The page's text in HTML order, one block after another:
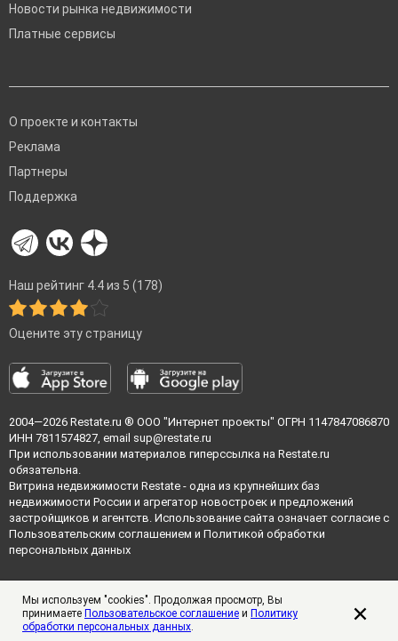
Новости рынка недвижимости
Платные сервисы
О проекте и контакты
Реклама
Партнеры
Поддержка
Наш рейтинг 4.4 из 5 (178)
Оцените эту страницу
2004—2026 Restate.ru ® ООО "Интернет проекты" ОГРН 1147847086870
ИНН 7811574827, email sup@restate.ru
При использовании материалов гиперссылка на Restate.ru
обязательна.
Витрина недвижимости Restate - одна из крупнейших баз
недвижимости России и агрегатор новостроек и предложений
застройщиков и агентств. Использование сайта означает согласие с
Пользовательским соглашением и Политикой обработки
персональных данных
Мы используем "cookies". Продолжая просмотр, Вы
принимаете Пользовательское соглашение и Политику
обработки персональных данных.